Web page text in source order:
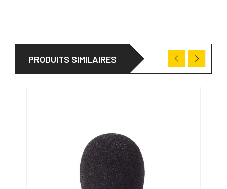
PRODUITS SIMILAIRES